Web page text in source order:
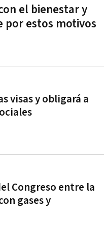
el bienestar y
por estos motivos
visas y obligará a
Congreso entre la
gases y